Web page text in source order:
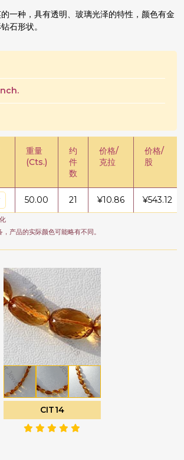
一种，具有透明、玻璃光泽的特性，颜色有金
石形状。
重量
(Cts.)
约
件
数
价格/
克拉
价格/
股
50.00 21 ¥10.86 ¥543.12
产品的实际颜色可能略有不同。
CIT14